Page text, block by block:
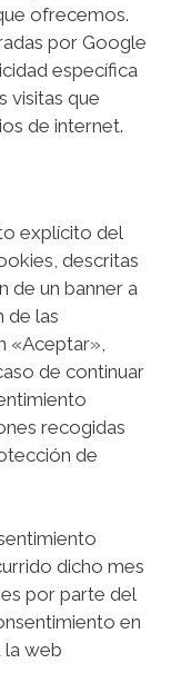
ofrecemos.
por Google
específica
visitas que
de internet.
explícito del
descritas
de un banner a
de las
«Aceptar»,
de continuar
recogidas
de
dicho mes
por parte del
en
la web